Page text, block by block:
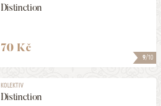
9/10
Distinction
70 Kč
KOLEKTIV
Distinction